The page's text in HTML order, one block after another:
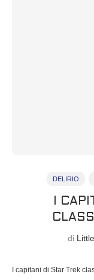
DELIRIO
I
di
I capitani di Star Trek